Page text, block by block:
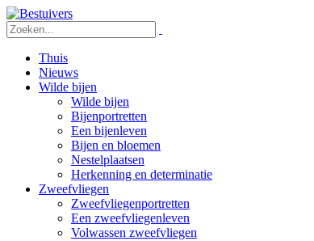
Thuis
Nieuws
Wilde bijen
Wilde bijen
Bijenportretten
Een bijenleven
Bijen en bloemen
Nestelplaatsen
Herkenning en determinatie
Zweefvliegen
Zweefvliegenportretten
Een zweefvliegenleven
Volwassen zweefvliegen